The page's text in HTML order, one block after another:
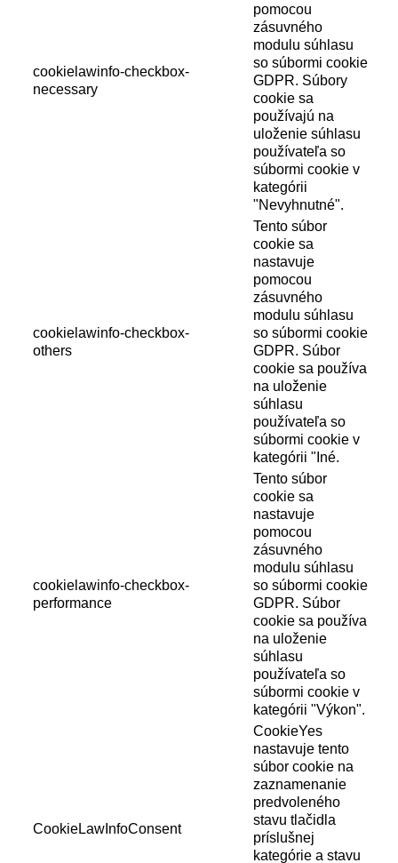
cookielawinfo-checkbox-
necessary
pomocou
zásuvného
modulu súhlasu
so súbormi cookie
GDPR. Súbory
cookie sa
používajú na
uloženie súhlasu
používateľa so
súbormi cookie v
kategórii
"Nevyhnutné".
cookielawinfo-checkbox-
others
Tento súbor
cookie sa
nastavuje
pomocou
zásuvného
modulu súhlasu
so súbormi cookie
GDPR. Súbor
cookie sa používa
na uloženie
súhlasu
používateľa so
súbormi cookie v
kategórii "Iné.
cookielawinfo-checkbox-
performance
Tento súbor
cookie sa
nastavuje
pomocou
zásuvného
modulu súhlasu
so súbormi cookie
GDPR. Súbor
cookie sa používa
na uloženie
súhlasu
používateľa so
súbormi cookie v
kategórii "Výkon".
CookieLawInfoConsent
CookieYes
nastavuje tento
súbor cookie na
zaznamenanie
predvoleného
stavu tlačidla
príslušnej
kategórie a stavu